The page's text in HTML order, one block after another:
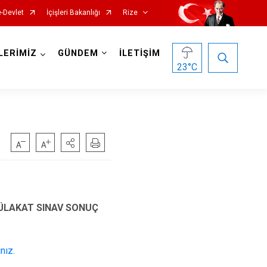
Devlet İçişleri Bakanlığı Rize
GÜNDEM İLETİŞİM
23°C
SINAV SONUÇ